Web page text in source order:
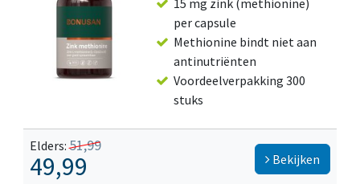
15 mg zink (methionine)
per capsule
Methionine bindt niet aan
antinutriënten
Voordeelverpakking 300
stuks
Elders:51,99
49,99 Bekijken